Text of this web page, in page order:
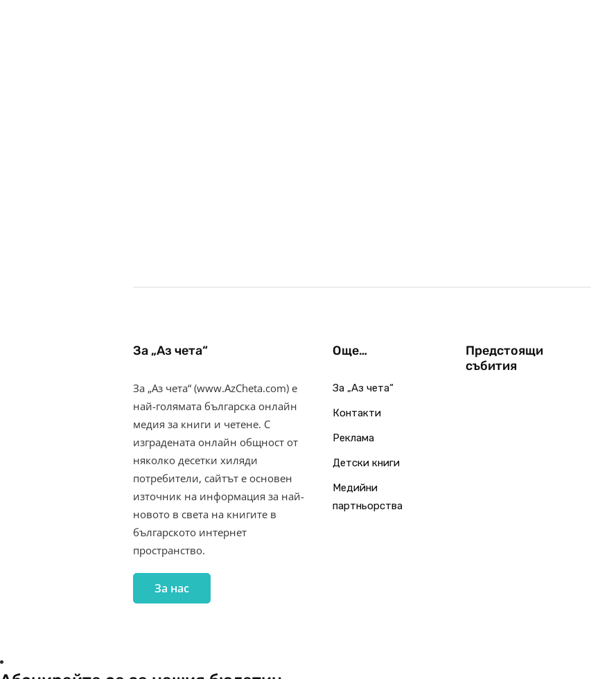
За „Аз чета“
За „Аз чета“ (www.AzCheta.com) е
най-голямата българска онлайн
медия за книги и четене. С
изградената онлайн общност от
няколко десетки хиляди
потребители, сайтът е основен
източник на информация за най-
новото в света на книгите в
българското интернет
пространство.
За нас
Още…
За „Аз чета“
Контакти
Реклама
Детски книги
Медийни
партньорства
Предстоящи
събития